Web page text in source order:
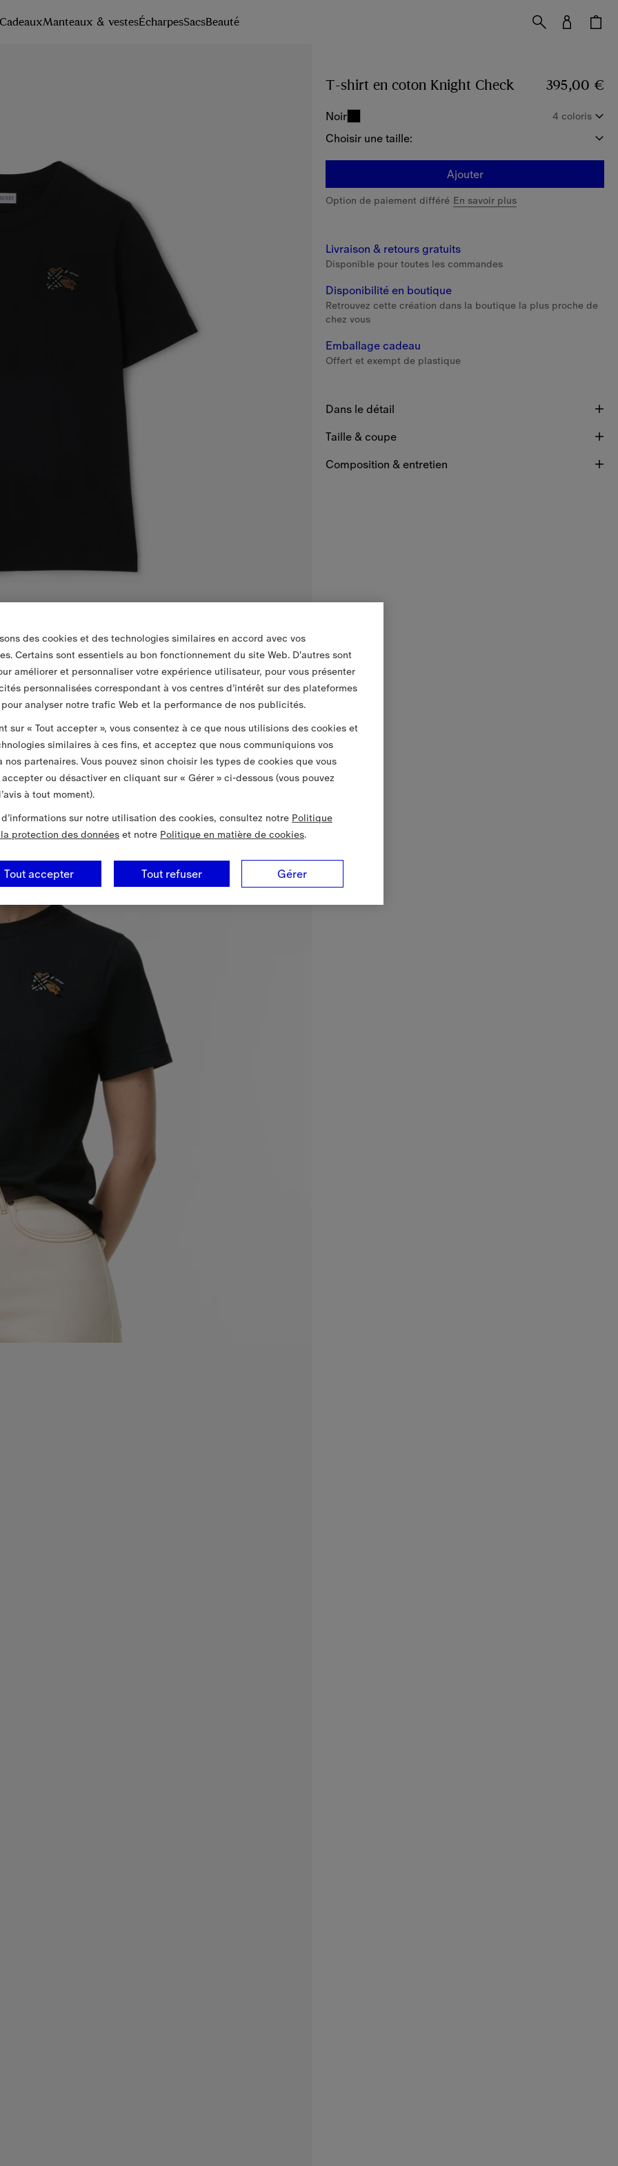
CadeauxManteaux & vestesÉcharpesSacsBeauté
T-shirt en coton Knight Check Prix 395,00 €
395,00 €
Noir 4 coloris
Choisir une taille:
Ajouter
Option de paiement différé En savoir plus
Livraison & retours gratuits
Disponible pour toutes les commandes
Disponibilité en boutique
Retrouvez cette création dans la boutique la plus proche de
chez vous
Emballage cadeau
Offert et exempt de plastique
Dans le détail
Taille & coupe
Composition & entretien
des cookies et des technologies similaires en accord avec vos
Certains sont essentiels au bon fonctionnement du site Web. D'autres sont
améliorer et personnaliser votre expérience utilisateur, pour vous présenter
personnalisées correspondant à vos centres d’intérêt sur des plateformes
analyser notre trafic Web et la performance de nos publicités.
sur « Tout accepter », vous consentez à ce que nous utilisions des cookies et
similaires à ces fins, et acceptez que nous communiquions vos
nos partenaires. Vous pouvez sinon choisir les types de cookies que vous
ou désactiver en cliquant sur « Gérer » ci-dessous (vous pouvez
à tout moment).
sur notre utilisation des cookies, consultez notre Politique
protection des données et notre Politique en matière de cookies.
Gérer
Tout refuser
Tout accepter